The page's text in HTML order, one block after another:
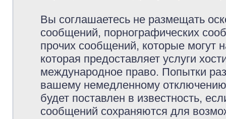
Вы соглашаетесь не размещать
сообщений, порнографических
прочих сообщений, которые могут
которая предоставляет услуги
международное право. Попытки
вашему немедленному
будет поставлен в известность,
сообщений сохраняются для